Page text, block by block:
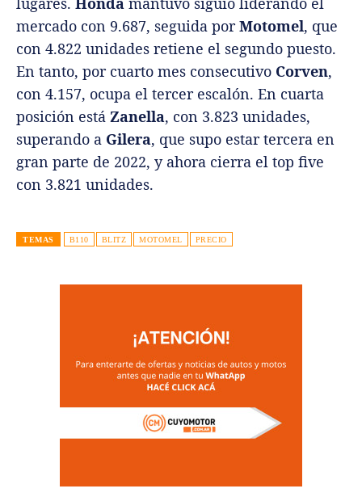
mercado con 9.687, seguida porMotomel, que
con 4.822 unidades retiene el segundo puesto.
En tanto, por cuarto mes consecutivo Corven,
con 4.157, ocupa el tercer escalón. En cuarta
posición está Zanella, con 3.823 unidades,
superando a Gilera, que supo estar tercera en
gran parte de 2022, y ahora cierra el top five
con 3.821 unidades.
TEMAS B110 BLITZ MOTOMEL PRECIO